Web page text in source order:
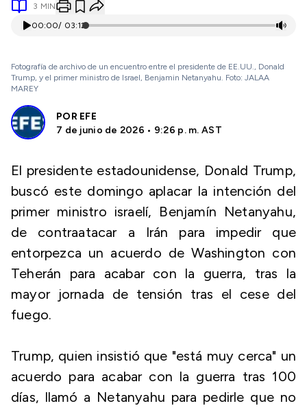
3 MIN
00:00/ 03:12
Fotografía de archivo de un encuentro entre el presidente de EE.UU., Donald
Trump, y el primer ministro de Israel, Benjamin Netanyahu. Foto: JALAA
MAREY
POR EFE
7 de junio de 2026 • 9:26 p. m. AST
El presidente estadounidense, Donald Trump,
buscó este domingo aplacar la intención del
primer ministro israelí, Benjamín Netanyahu,
de contraatacar a Irán para impedir que
entorpezca un acuerdo de Washington con
Teherán para acabar con la guerra, tras la
mayor jornada de tensión tras el cese del
fuego.
Trump, quien insistió que "está muy cerca" un
acuerdo para acabar con la guerra tras 100
días, llamó a Netanyahu para pedirle que no